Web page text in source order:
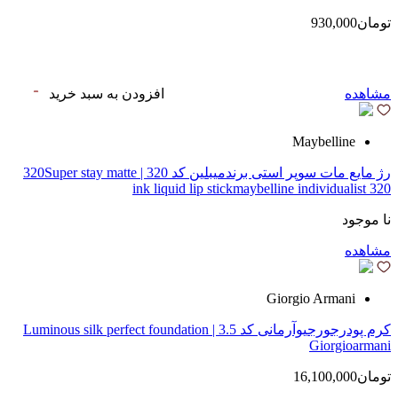
تومان930,000
مشاهده افزودن به سبد خرید
Maybelline
رژ مایع مات سوپر استی‌ برندمیبلین کد 320 | 320Super stay matte
ink liquid lip stickmaybelline individualist 320
نا موجود
مشاهده
Giorgio Armani
کرم پودرجورجیوآرمانی کد 3.5 | Luminous silk perfect foundation
Giorgioarmani
تومان16,100,000